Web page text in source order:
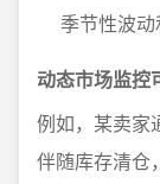
季节性波动
动态市场监控
例如，某卖家
伴随库存清仓